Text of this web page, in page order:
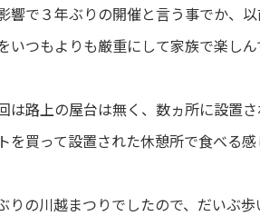
響で３年ぶりの開催と言う事でか、
いつもよりも厳重にして家族で楽し
は路上の屋台は無く、数ヵ所に設置
を買って設置された休憩所で食べる感
りの川越まつりでしたので、だいぶ